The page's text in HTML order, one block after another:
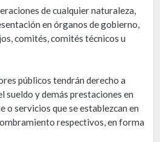
de cualquier naturaleza,
en órganos de gobierno,
comités, comités técnicos u
públicos tendrán derecho a
sueldo y demás prestaciones en
o servicios que se establezcan en
respectivos, en forma